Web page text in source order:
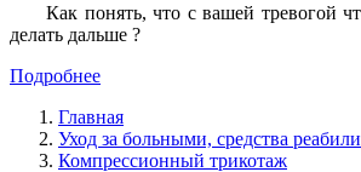
Как понять, что с вашей тревогой
делать дальше ?
Подробнее
Главная
Уход за больными, средства
Компрессионный трикотаж